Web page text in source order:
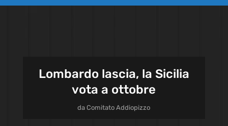
Lombardo lascia, la Sicilia
vota a ottobre
daComitato Addiopizzo